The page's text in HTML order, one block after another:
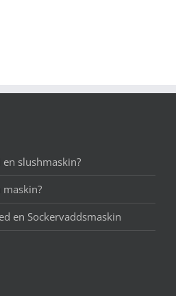
slushmaskin?
en Sockervaddsmaskin